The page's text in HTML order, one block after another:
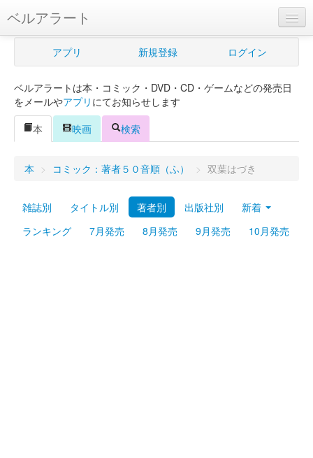
ベルアラート
ベルアラートとは
新規登録
ログイン
Myシェルフ
プレミアム
アプリ 新規登録 ログイン
ベルアラートは本・コミック・DVD・CD・ゲームなどの発売日
をメールやアプリ にてお知らせします
本
映画 検索
本 > コミック：著者５０音順（ふ） > 双葉はづき
雑誌別 タイトル別 著者別 出版社別
新着
ランキング
7月発売 8月発売 9月発売 10月発売